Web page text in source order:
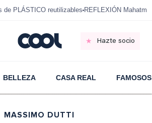
de PLÁSTICO reutilizables REFLEXIÓN
Hazte socio
BELLEZA CASA REAL FAMOSOS
MASSIMO DUTTI